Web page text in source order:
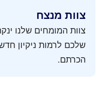
צוות מנצח
צוות המומחים שלנו
שלכם לרמות ניקיון
הכרתם.